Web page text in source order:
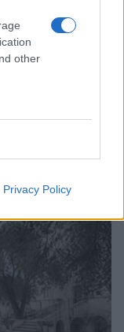
other
Privacy Policy
pratici e di